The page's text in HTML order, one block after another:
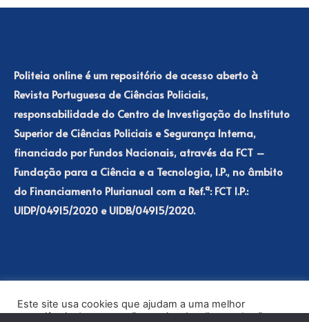
Politeia online é um repositório de acesso aberto à
Revista Portuguesa de Ciências Policiais,
responsabilidade do Centro de Investigação do Instituto
Superior de Ciências Policiais e Segurança Interna,
financiado por Fundos Nacionais, através da FCT –
Fundação para a Ciência e a Tecnologia, I.P., no âmbito
do Financiamento Plurianual com a Ref.ª: FCT I.P.:
UIDP/04915/2020 e UIDB/04915/2020.
Este site usa cookies que ajudam a uma melhor
experiência de navegação no site. Ao clicar no botão